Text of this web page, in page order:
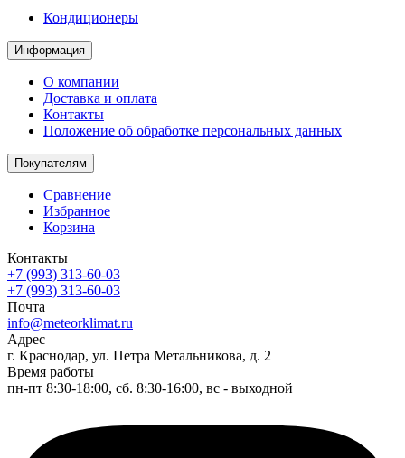
Кондиционеры
Информация
О компании
Доставка и оплата
Контакты
Положение об обработке персональных данных
Покупателям
Сравнение
Избранное
Корзина
Контакты
+7 (993) 313-60-03
+7 (993) 313-60-03
Почта
info@meteorklimat.ru
Адрес
г. Краснодар, ул. Петра Метальникова, д. 2
Время работы
пн-пт 8:30-18:00, сб. 8:30-16:00, вс - выходной